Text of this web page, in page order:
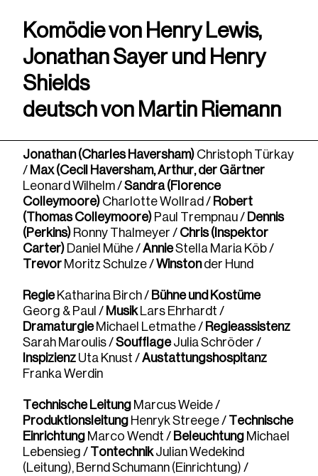
Komödie von Henry Lewis,
Jonathan Sayer und Henry
Shields
deutsch von Martin Riemann
Jonathan (Charles Haversham) Christoph Türkay
/ Max (Cecil Haversham, Arthur, der Gärtner
Leonard Wilhelm /Sandra (Florence
Colleymoore) Charlotte Wollrad / Robert
(Thomas Colleymoore) Paul Trempnau / Dennis
(Perkins) Ronny Thalmeyer / Chris (Inspektor
Carter) Daniel Mühe /AnnieStella Maria Köb /
Trevor Moritz Schulze /Winstonder Hund
RegieKatharina Birch / Bühne und Kostüme
Georg & Paul / MusikLars Ehrhardt /
DramaturgieMichael Letmathe / Regieassistenz
Sarah Maroulis /SoufflageJulia Schröder /
Inspizienz Uta Knust /Austattungshospitanz
Franka Werdin
Technische Leitung Marcus Weide /
Produktionsleitung Henryk Streege / Technische
Einrichtung Marco Wendt / Beleuchtung Michael
Lebensieg / TontechnikJulian Wedekind
(Leitung), Bernd Schumann (Einrichtung) /